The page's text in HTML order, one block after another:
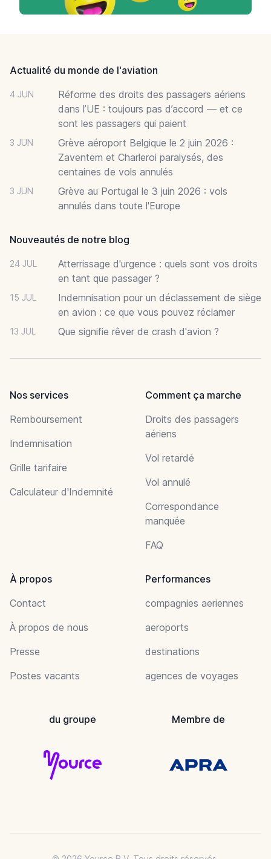
Actualité du monde de l'aviation
4 JUN
Réforme des droits des passagers aériens
dans l’UE : toujours pas d’accord — et ce
sont les passagers qui paient
3 JUN
Grève aéroport Belgique le 2 juin 2026 :
Zaventem et Charleroi paralysés, des
centaines de vols annulés
3 JUN
Grève au Portugal le 3 juin 2026 : vols
annulés dans toute l'Europe
Nouveautés de notre blog
24 JUL
Atterrissage d'urgence : quels sont vos droits
en tant que passager ?
15 JUL
Indemnisation pour un déclassement de siège
en avion : ce que vous pouvez réclamer
13 JUL Que signifie rêver de crash d'avion ?
Nos services
Remboursement
Indemnisation
Grille tarifaire
Calculateur d'Indemnité
Comment ça marche
Droits des passagers
aériens
Vol retardé
Vol annulé
Correspondance
manquée
FAQ
À propos
Contact
À propos de nous
Presse
Postes vacants
Performances
compagnies aeriennes
aeroports
destinations
agences de voyages
du groupe Membre de